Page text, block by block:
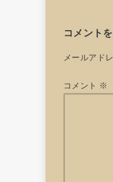
コメント
メールアド
コメント ※